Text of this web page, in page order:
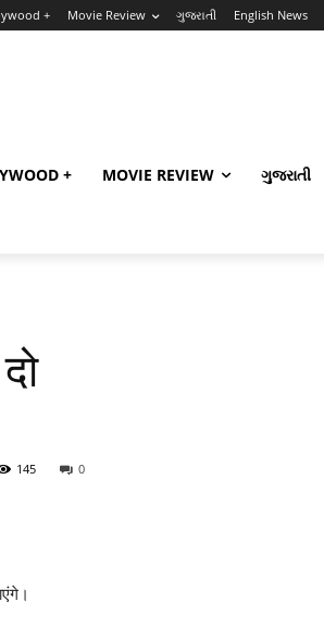
+ Movie Review ગુજરાતી English News
+ MOVIE REVIEW ગુજરાતી
0
145